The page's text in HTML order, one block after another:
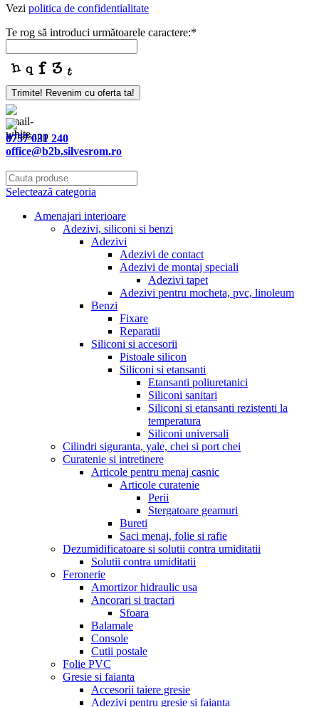
Vezi politica de confidentialitate
Te rog să introduci următoarele caractere:*
Trimite! Revenim cu oferta ta!
0757 031 240
office@b2b.silvesrom.ro
Selectează categoria
Amenajari interioare
Adezivi, siliconi si benzi
Adezivi
Adezivi de contact
Adezivi de montaj speciali
Adezivi tapet
Adezivi pentru mocheta, pvc, linoleum
Benzi
Fixare
Reparatii
Siliconi si accesorii
Pistoale silicon
Siliconi si etansanti
Etansanti poliuretanici
Siliconi sanitari
Siliconi si etansanti rezistenti la
temperatura
Siliconi universali
Cilindri siguranta, yale, chei si port chei
Curatenie si intretinere
Articole pentru menaj casnic
Articole curatenie
Perii
Stergatoare geamuri
Bureti
Saci menaj, folie si rafie
Dezumidificatoare si solutii contra umiditatii
Solutii contra umiditatii
Feronerie
Amortizor hidraulic usa
Ancorari si tractari
Sfoara
Balamale
Console
Cutii postale
Folie PVC
Gresie si faianta
Accesorii taiere gresie
Adezivi pentru gresie si faianta